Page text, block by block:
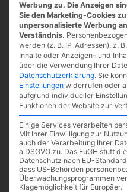
Startseite»News
Game Pass:
Spiele, u.a.
29.08.2022/ VonSpoonie/
minute of reading
Werbung zu. Die Anzeigen
Sie den Marketing-Cookies
unpersonalisierte Werbung
Verständnis.
werden (z. B. IP-Adressen), z.
Inhalte oder Anzeigen- und
über die Verwendung Ihrer
Datenschutzerklärung. Sie
Einstellungen widerrufen oder
aufgrund individueller
Funktionen der Website zur
Einige Services verarbeiten
Mit Ihrer Einwilligung zur
auch der Verarbeitung Ihrer
a DSGVO zu. Das EuGH stuft
Datenschutz nach EU-
dass US-Behörden
Überwachungsprogrammen
Klagemöglichkeit für Europäer.